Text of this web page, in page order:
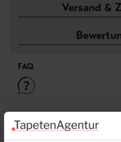
Versand &
FAQ
Sie haben Fragen zum Produkt?